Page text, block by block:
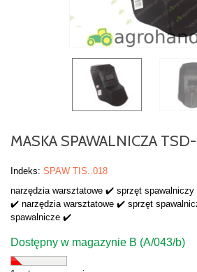
MASKA SPAWALNICZA
Indeks: SPAW TIS..018
narzędzia warsztatowe ✔️ sprzęt
✔️ narzędzia warsztatowe ✔️ sprzęt
spawalnicze ✔️
Dostępny w magazynie B (A/043/b)